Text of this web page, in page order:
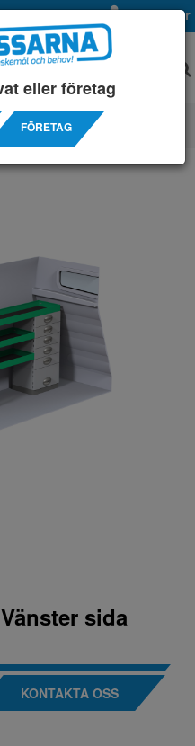
Mina sidor
L1H1
sida
KONTAKTA OSS
eller företag
FÖRETAG